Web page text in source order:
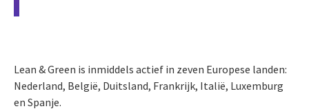
Lean & Green is inmiddels actief in zeven Europese landen:
Nederland, België, Duitsland, Frankrijk, Italië, Luxemburg
en Spanje.